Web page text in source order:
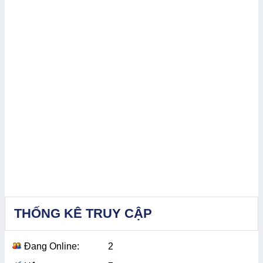
THỐNG KÊ TRUY CẬP
Đang Online:
2